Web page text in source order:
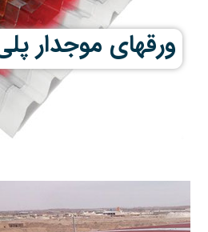
ورقهای موجدار